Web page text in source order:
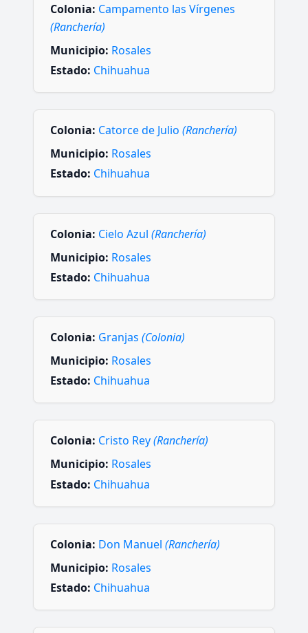
Colonia: Campamento las Vírgenes
(Ranchería)
Municipio: Rosales
Estado: Chihuahua
Colonia: Catorce de Julio (Ranchería)
Municipio: Rosales
Estado: Chihuahua
Colonia: Cielo Azul (Ranchería)
Municipio: Rosales
Estado: Chihuahua
Colonia: Granjas (Colonia)
Municipio: Rosales
Estado: Chihuahua
Colonia: Cristo Rey(Ranchería)
Municipio: Rosales
Estado: Chihuahua
Colonia: Don Manuel (Ranchería)
Municipio: Rosales
Estado: Chihuahua